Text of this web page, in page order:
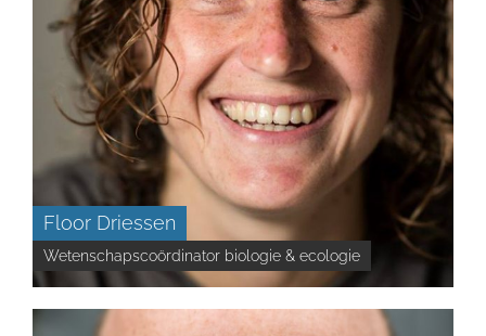
Floor Driessen
Wetenschapscoördinator biologie & ecologie